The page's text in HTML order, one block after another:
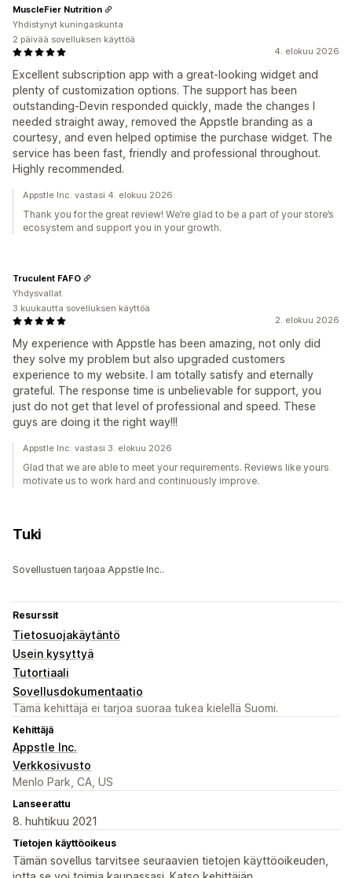
4. elokuu 2026
Excellent subscription app with a great-looking widget and
plenty of customization options. The support has been
outstanding-Devin responded quickly, made the changes I
needed straight away, removed the Appstle branding as a
courtesy, and even helped optimise the purchase widget. The
service has been fast, friendly and professional throughout.
Highly recommended.
MuscleFier Nutrition
Yhdistynyt kuningaskunta
2 päivää sovelluksen käyttöä
Appstle Inc. vastasi 4. elokuu 2026
Thank you for the great review! We’re glad to be a part of your store’s
ecosystem and support you in your growth.
2. elokuu 2026
My experience with Appstle has been amazing, not only did
they solve my problem but also upgraded customers
experience to my website. I am totally satisfy and eternally
grateful. The response time is unbelievable for support, you
just do not get that level of professional and speed. These
guys are doing it the right way!!!
Truculent FAFO
Yhdysvallat
3 kuukautta sovelluksen käyttöä
Appstle Inc. vastasi 3. elokuu 2026
Glad that we are able to meet your requirements. Reviews like yours
motivate us to work hard and continuously improve.
Tuki
Sovellustuen tarjoaa Appstle Inc..
Resurssit
Tietosuojakäytäntö
Usein kysyttyä
Tutortiaali
Sovellusdokumentaatio
Tämä kehittäjä ei tarjoa suoraa tukea kielellä Suomi.
Kehittäjä
Appstle Inc.
Verkkosivusto
Menlo Park, CA, US
Lanseerattu
8. huhtikuu 2021
Tietojen käyttöoikeus
Tämän sovellus tarvitsee seuraavien tietojen käyttöoikeuden,